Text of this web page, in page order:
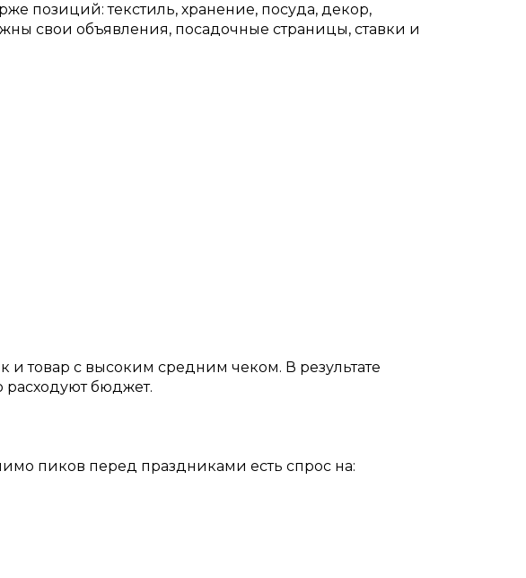
позиций: текстиль, хранение, посуда, декор,
свои объявления, посадочные страницы, ставки и
товар с высоким средним чеком. В результате
расходуют бюджет.
пиков перед праздниками есть спрос на: